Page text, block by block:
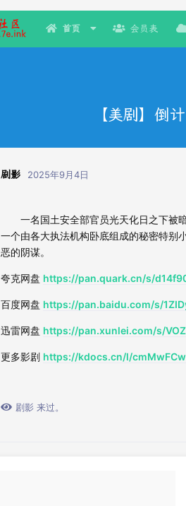
首页 会员表
【美剧】倒
剧影 2025年9月4日
一名国土安全部官员光天化日之下被暗
一个由各大执法机构卧底组成的秘密特别
恶的阴谋。
夸克网盘 https://pan.quark.cn/s/
百度网盘 https://pan.baidu.com/s/
迅雷网盘 https://pan.xunlei.com/s/
更多影剧 https://kdocs.cn/l/
剧影 来过。